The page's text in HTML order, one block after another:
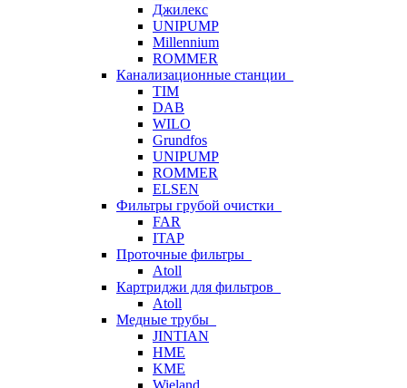
Джилекс
UNIPUMP
Millennium
ROMMER
Канализационные станции
TIM
DAB
WILO
Grundfos
UNIPUMP
ROMMER
ELSEN
Фильтры грубой очистки
FAR
ITAP
Проточные фильтры
Atoll
Картриджи для фильтров
Atoll
Медные трубы
JINTIAN
HME
KME
Wieland